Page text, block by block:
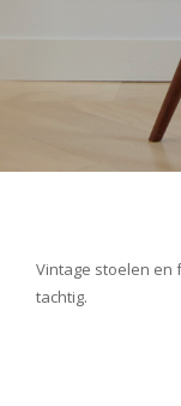
Vintage stoelen en
tachtig.